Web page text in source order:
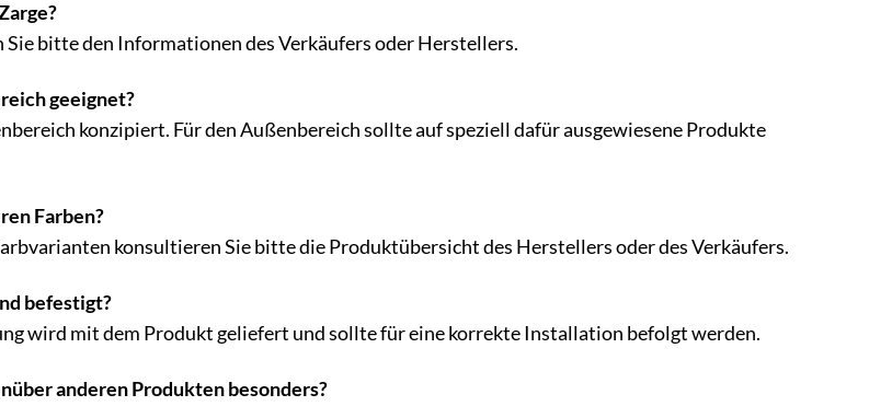
bitte den Informationen des Verkäufers oder Herstellers.
geeignet?
konzipiert. Für den Außenbereich sollte auf speziell dafür ausgewiesene Produkte
Farben?
konsultieren Sie bitte die Produktübersicht des Herstellers oder des Verkäufers.
befestigt?
wird mit dem Produkt geliefert und sollte für eine korrekte Installation befolgt werden.
anderen Produkten besonders?